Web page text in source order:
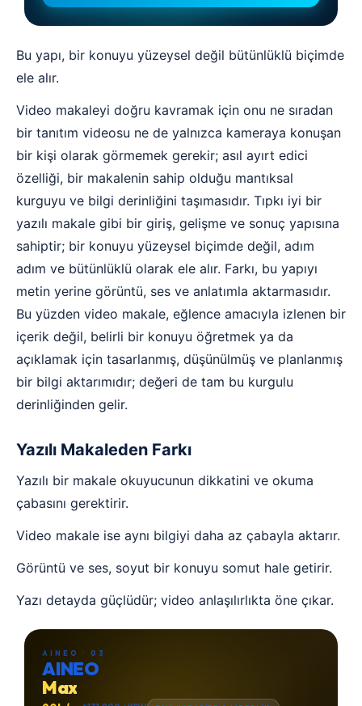
Bu yapı, bir konuyu yüzeysel değil bütünlüklü biçimde
ele alır.
Video makaleyi doğru kavramak için onu ne sıradan
bir tanıtım videosu ne de yalnızca kameraya konuşan
bir kişi olarak görmemek gerekir; asıl ayırt edici
özelliği, bir makalenin sahip olduğu mantıksal
kurguyu ve bilgi derinliğini taşımasıdır. Tıpkı iyi bir
yazılı makale gibi bir giriş, gelişme ve sonuç yapısına
sahiptir; bir konuyu yüzeysel biçimde değil, adım
adım ve bütünlüklü olarak ele alır. Farkı, bu yapıyı
metin yerine görüntü, ses ve anlatımla aktarmasıdır.
Bu yüzden video makale, eğlence amacıyla izlenen bir
içerik değil, belirli bir konuyu öğretmek ya da
açıklamak için tasarlanmış, düşünülmüş ve planlanmış
bir bilgi aktarımıdır; değeri de tam bu kurgulu
derinliğinden gelir.
Yazılı Makaleden Farkı
Yazılı bir makale okuyucunun dikkatini ve okuma
çabasını gerektirir.
Video makale ise aynı bilgiyi daha az çabayla aktarır.
Görüntü ve ses, soyut bir konuyu somut hale getirir.
Yazı detayda güçlüdür; video anlaşılırlıkta öne çıkar.
AINEO · 03
AINEO
Max